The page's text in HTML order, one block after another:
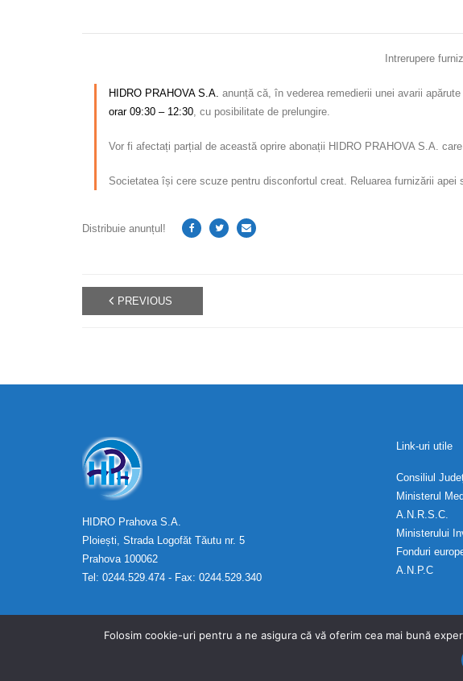
Intrerupere
HIDRO PRAHOVA S.A. anunță că, în vederea remedierii unei avarii
orar 09:30 – 12:30, cu posibilitate de prelungire.
Vor fi afectați parțial de această oprire abonații HIDRO PRAHOVA S.A.
Societatea își cere scuze pentru disconfortul creat. Reluarea furnizării
Distribuie anunțul!
PREVIOUS
HIDRO Prahova S.A.
Ploiești, Strada Logofăt Tăutu nr. 5
Prahova 100062
Tel: 0244.529.474 - Fax: 0244.529.340
Link-uri utile
Consiliul
Ministerul
A.N.R.S.C.
Ministerului
Fonduri
A.N.P.C
developed by Revitech - Copyright © HIDRO Prahova S.A. 2025 - Toate drepturile
Folosim cookie-uri pentru a ne asigura că vă oferim cea mai bună